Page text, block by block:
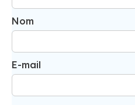
Nom
E-mail